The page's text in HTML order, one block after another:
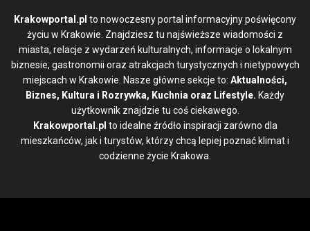
Krakowportal.pl to nowoczesny portal informacyjny poświęcony
życiu w Krakowie. Znajdziesz tu najświeższe wiadomości z
miasta, relacje z wydarzeń kulturalnych, informacje o lokalnym
biznesie, gastronomii oraz atrakcjach turystycznych i nietypowych
miejscach w Krakowie. Nasze główne sekcje to: Aktualności,
Biznes, Kultura i Rozrywka, Kuchnia oraz Lifestyle. Każdy
użytkownik znajdzie tu coś ciekawego.
Krakowportal.pl to idealne źródło inspiracji zarówno dla
mieszkańców, jak i turystów, którzy chcą lepiej poznać klimat i
codzienne życie Krakowa.